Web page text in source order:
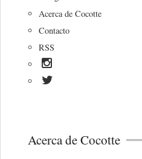
Acerca de Cocotte
Contacto
RSS
Acerca de Cocotte